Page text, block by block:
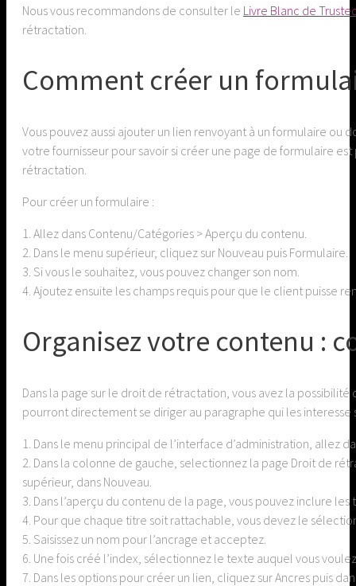
Nous vous recommandons de consulter le Livre Blanc de
rétractation.
Comment créer un
Vous pouvez aussi ajouter un lien renvoyant à un formulaire
votre fournisseur pour savoir si créer une page de formulaire
rétractation.
Pour créer un formulaire :
1. Allez dans Contenu/Catégories > Aperçu du contenu.
2. Dans le menu supérieur, cliquez sur Nouveau puis Formulaire.
3. Si vous le souhaitez, vous pouvez changer son nom.
4. Ajoutez ensuite les champs requis pour que le client puisse
Organisez votre contenu :
Dans la page sur le droit de rétractation, vous avez la
pourront directement se diriger au paragraphe qui les interesse
1. Dans le menu principal de l’interface d’administration, allez
2. Dans la colonne de gauche, selectionnez la page Droit de
supérieur, dans Nouveau.
3. Dans l’aperçu du contenu de la page, vous pouvez inclure
4. Pour que chaque titre soit rattachable, vous devez le
5. Saisissez un nom pour l’ancrage et acceptez.
6. Une fois créé l’index, sélectionnez le texte auquel vous
7. Dans les options pour créer un lien, cliquez sur Ancres puis